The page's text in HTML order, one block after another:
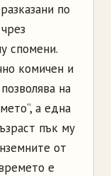
по
спомени.
комичен и
на
а една
пък му
от
е